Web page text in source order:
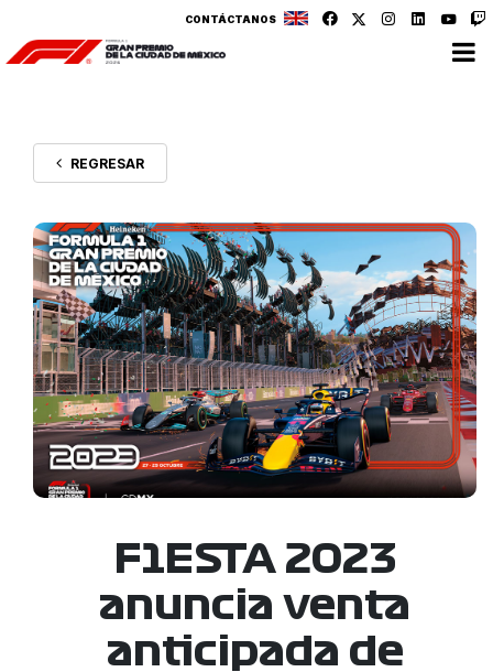
CONTÁCTANOS
REGRESAR
F1ESTA 2023
anuncia venta
anticipada de